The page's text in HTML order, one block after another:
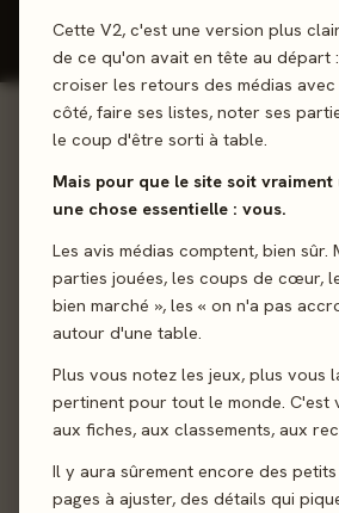
Cette V2, c'est une version plus
de ce qu'on avait en tête au départ
croiser les retours des médias
côté, faire ses listes, noter ses
le coup d'être sorti à table.
Mais pour que le site soit
une chose essentielle : vous.
Les avis médias comptent, bien
parties jouées, les coups de cœur,
bien marché », les « on n'a pas
autour d'une table.
Plus vous notez les jeux, plus vous
pertinent pour tout le monde.
aux fiches, aux classements, aux
Il y aura sûrement encore des
pages à ajuster, des détails qui
02Le verdict
03On en discute
04 La presse
05Les joueurs
06Acheter
Similaires